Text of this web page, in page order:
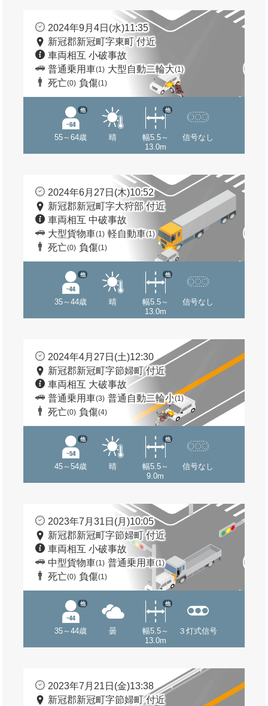
2024年9月4日(水)11:35
新冠郡新冠町字東町 付近
車両相互 小破事故
普通乗用車(1) 大型自動二輪大(1)
死亡(0) 負傷(1)
55～64歳
他
晴
幅5.5～
13.0m
他
信号なし
2024年6月27日(木)10:52
新冠郡新冠町字大狩部 付近
車両相互 中破事故
大型貨物車(1) 軽自動車(1)
死亡(0) 負傷(1)
35～44歳
他
晴
幅5.5～
13.0m
他
信号なし
2024年4月27日(土)12:30
新冠郡新冠町字節婦町 付近
車両相互 大破事故
普通乗用車(3) 普通自動二輪小(1)
死亡(0) 負傷(4)
45～54歳
他
晴
幅5.5～
9.0m
他
信号なし
2023年7月31日(月)10:05
新冠郡新冠町字節婦町 付近
車両相互 小破事故
中型貨物車(1) 普通乗用車(1)
死亡(0) 負傷(1)
35～44歳
他
曇
幅5.5～
13.0m
他
３灯式信号
2023年7月21日(金)13:38
新冠郡新冠町字節婦町 付近